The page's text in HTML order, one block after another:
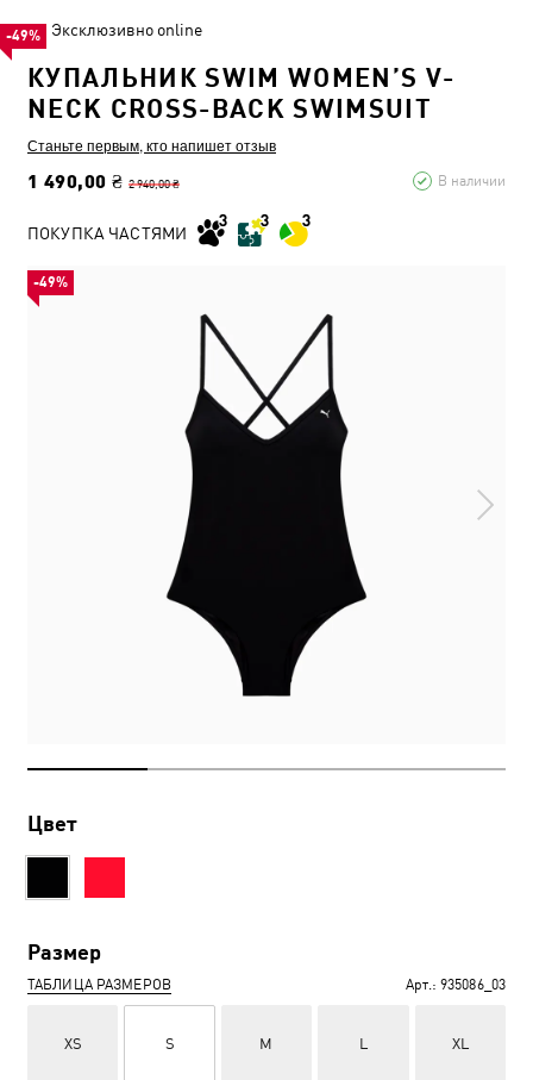
Эксклюзивно online
КУПАЛЬНИК SWIM WOMEN’S V-
NECK CROSS-BACK SWIMSUIT
Станьте первым, кто напишет отзыв
1 490,00 ₴ 2 940,00 ₴ В наличии
-49%
ПОКУПКА ЧАСТЯМИ
Цвет
Размер
ТАБЛИЦА РАЗМЕРОВ Арт.: 935086_03
XS S M L XL
-49%